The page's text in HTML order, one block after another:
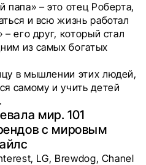
папа» – это отец Роберта,
и всю жизнь работал
его друг, который стал
из самых богатых
в мышлении этих людей,
самому и учить детей
мир. 101
с мировым
LG, Brewdog, Chanel